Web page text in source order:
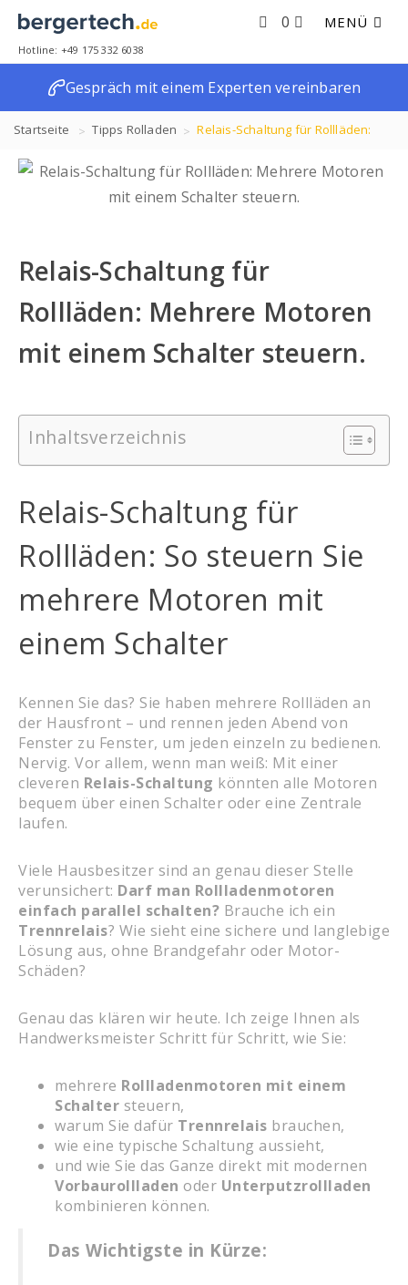
MENÜ
0
Hotline: +49 175 332 6038
Gespräch mit einem Experten vereinbaren
Startseite Tipps Rolladen Relais-Schaltung für Rollläden:
Mehrere Motoren mit einem Schalter steuern.
Relais-Schaltung für
Rollläden: Mehrere Motoren
mit einem Schalter steuern.
Inhaltsverzeichnis
Relais-Schaltung für
Rollläden: So steuern Sie
mehrere Motoren mit
einem Schalter
Kennen Sie das? Sie haben mehrere Rollläden an
der Hausfront – und rennen jeden Abend von
Fenster zu Fenster, um jeden einzeln zu bedienen.
Nervig. Vor allem, wenn man weiß: Mit einer
cleveren Relais-Schaltung könnten alle Motoren
bequem über einen Schalter oder eine Zentrale
laufen.
Viele Hausbesitzer sind an genau dieser Stelle
verunsichert: Darf man Rollladenmotoren
einfach parallel schalten? Brauche ich ein
Trennrelais? Wie sieht eine sichere und langlebige
Lösung aus, ohne Brandgefahr oder Motor-
Schäden?
Genau das klären wir heute. Ich zeige Ihnen als
Handwerksmeister Schritt für Schritt, wie Sie:
mehrere Rollladenmotoren mit einem
Schalter steuern,
warum Sie dafür Trennrelais brauchen,
wie eine typische Schaltung aussieht,
und wie Sie das Ganze direkt mit modernen
Vorbaurollladen oder Unterputzrollladen
kombinieren können.
Das Wichtigste in Kürze: